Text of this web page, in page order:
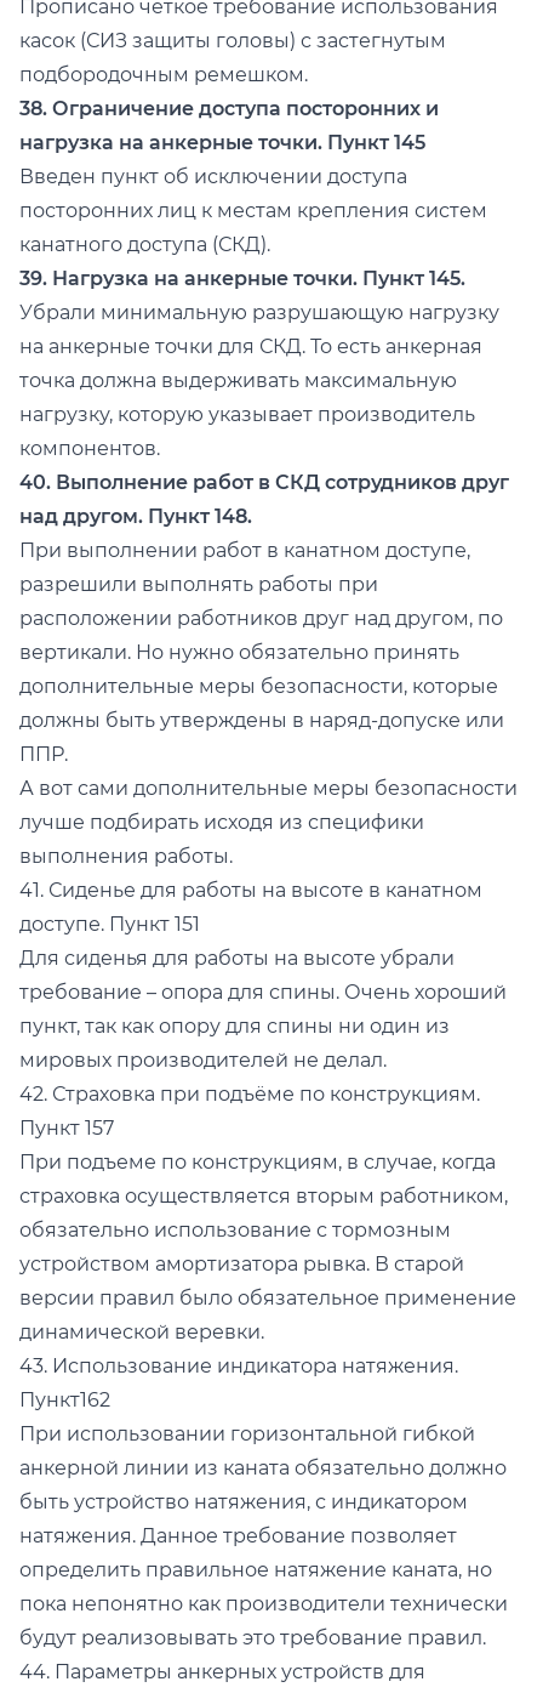
Прописано четкое требование использования
касок (СИЗ защиты головы) с застегнутым
подбородочным ремешком.
38. Ограничение доступа посторонних и
нагрузка на анкерные точки. Пункт 145
Введен пункт об исключении доступа
посторонних лиц к местам крепления систем
канатного доступа (СКД).
39. Нагрузка на анкерные точки. Пункт 145.
Убрали минимальную разрушающую нагрузку
на анкерные точки для СКД. То есть анкерная
точка должна выдерживать максимальную
нагрузку, которую указывает производитель
компонентов.
40. Выполнение работ в СКД сотрудников друг
над другом. Пункт 148.
При выполнении работ в канатном доступе,
разрешили выполнять работы при
расположении работников друг над другом, по
вертикали. Но нужно обязательно принять
дополнительные меры безопасности, которые
должны быть утверждены в наряд-допуске или
ППР.
А вот сами дополнительные меры безопасности
лучше подбирать исходя из специфики
выполнения работы.
41. Сиденье для работы на высоте в канатном
доступе. Пункт 151
Для сиденья для работы на высоте убрали
требование – опора для спины. Очень хороший
пункт, так как опору для спины ни один из
мировых производителей не делал.
42. Страховка при подъёме по конструкциям.
Пункт 157
При подъеме по конструкциям, в случае, когда
страховка осуществляется вторым работником,
обязательно использование с тормозным
устройством амортизатора рывка. В старой
версии правил было обязательное применение
динамической веревки.
43. Использование индикатора натяжения.
Пункт162
При использовании горизонтальной гибкой
анкерной линии из каната обязательно должно
быть устройство натяжения, с индикатором
натяжения. Данное требование позволяет
определить правильное натяжение каната, но
пока непонятно как производители технически
будут реализовывать это требование правил.
44. Параметры анкерных устройств для